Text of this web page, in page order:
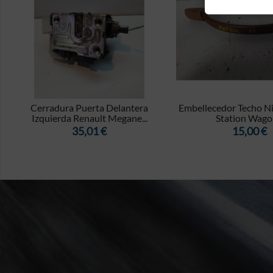
Cerradura Puerta Delantera
Izquierda Renault Megane...
Precio
35,01 €

Embellecedor Techo
Station
Precio
15,00 €
